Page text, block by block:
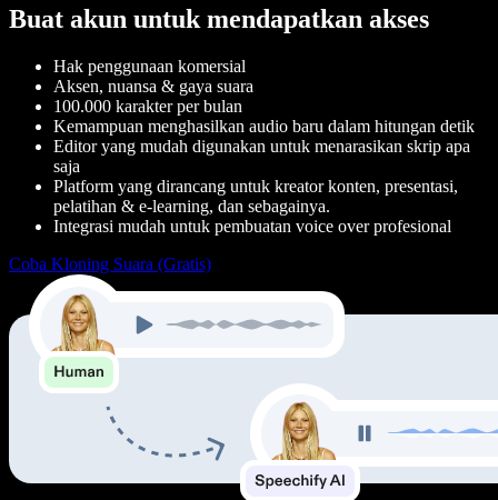
Buat akun untuk mendapatkan akses
Hak penggunaan komersial
Aksen, nuansa & gaya suara
100.000 karakter per bulan
Kemampuan menghasilkan audio baru dalam hitungan detik
Editor yang mudah digunakan untuk menarasikan skrip apa
saja
Platform yang dirancang untuk kreator konten, presentasi,
pelatihan & e-learning, dan sebagainya.
Integrasi mudah untuk pembuatan voice over profesional
Coba Kloning Suara (Gratis)